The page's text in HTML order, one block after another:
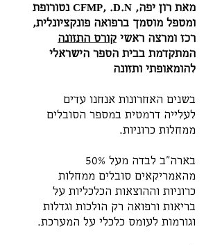
מאת רון יפה, CFMP, .D.N נטורופת
ומטפל מוסמך ברפואה פונקציונלית,
רכז ומרצה ראשי קורס התזונה
המתקדמת בבית הספר הישראלי
להומאופתי ותזונה
בשנים האחרונות אנחנו עדים
לעלייה דרמטית במספר הסובלים
ממחלות כרוניות.
מהאמריקאים סובלים ממחלות
כרוניות וההוצאות הכלכליות על
בריאות ורפואה רק הולכות וגדלות
וגורמות לעומס כלכלי על המערכת.